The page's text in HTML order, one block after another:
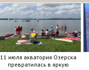
11 июля акватория Озерска
превратилась в яркую